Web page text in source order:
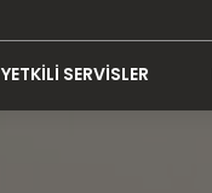
YETKİLİ SERVİSLER